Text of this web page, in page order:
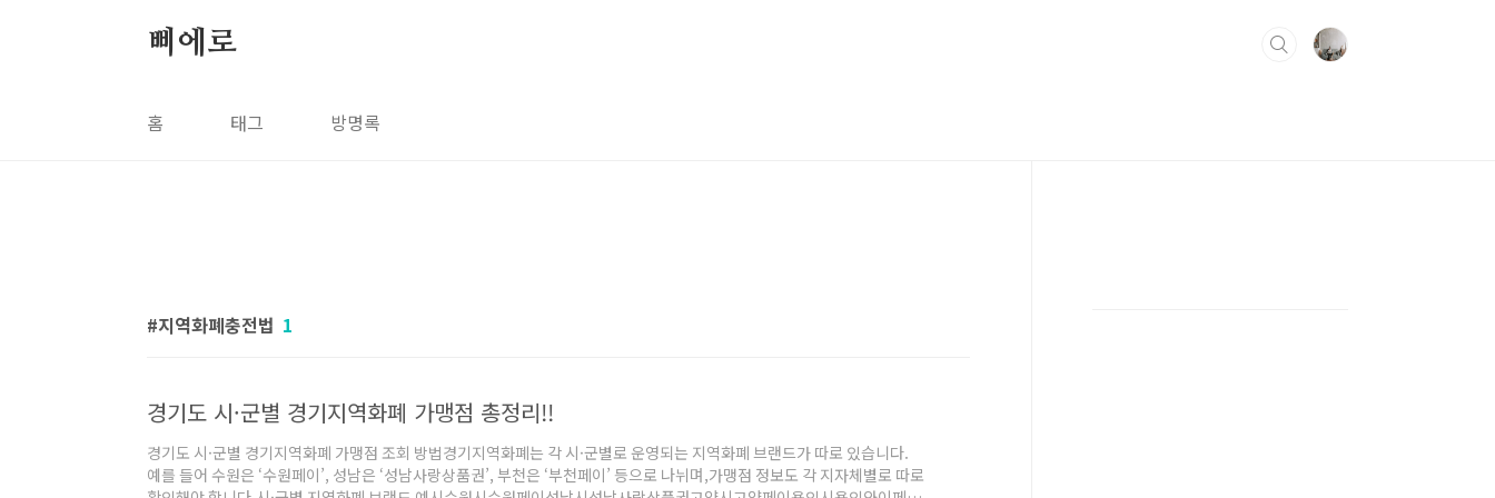
삐에로
홈 태그 방명록
지역화폐충전법 1
경기도 시·군별 경기지역화폐 가맹점 총정리!!
경기도 시·군별 경기지역화폐 가맹점 조회 방법경기지역화폐는 각 시·군별로 운영되는 지역화폐 브랜드가 따로 있습니다.
예를 들어 수원은 ‘수원페이’, 성남은 ‘성남사랑상품권’, 부천은 ‘부천페이’ 등으로 나뉘며,가맹점 정보도 각 지자체별로 따로